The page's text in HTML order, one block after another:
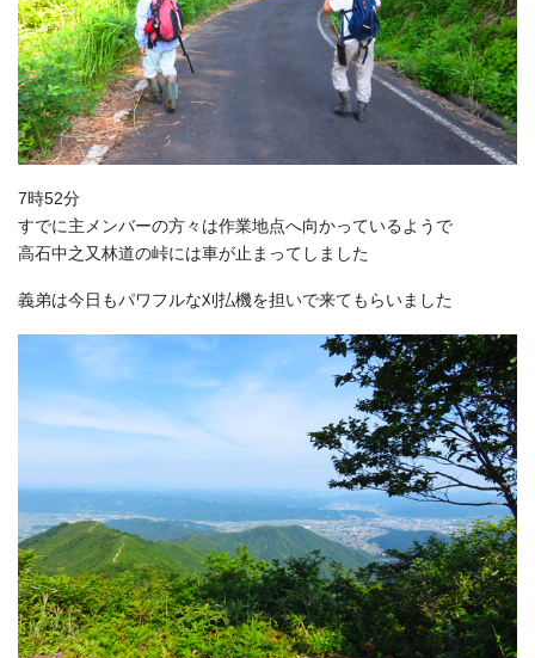
7時52分
すでに主メンバーの方々は作業地点へ向かっているようで
高石中之又林道の峠には車が止まってしました
義弟は今日もパワフルな刈払機を担いで来てもらいました